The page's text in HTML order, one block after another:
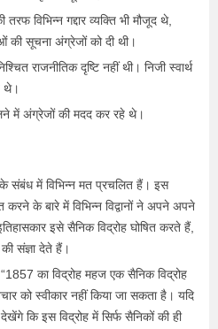
विभिन्न गद्दार व्यक्ति भी मौजूद थे,
की सूचना अंग्रेजों को दी थी।
राजनीतिक दृष्टि नहीं थी। निजी स्वार्थ
थे।
में अंग्रेजों की मदद कर रहे थे।
संबंध में विभिन्न मत प्रचलित हैं। इस
करने के बारे में विभिन्न विद्वानों ने अपने अपने
इसे सैनिक विद्रोह घोषित करते हैं,
संज्ञा देते हैं।
का विद्रोह महज एक सैनिक विद्रोह
को स्वीकार नहीं किया जा सकता है। यदि
कि इस विद्रोह में सिर्फ सैनिकों की ही